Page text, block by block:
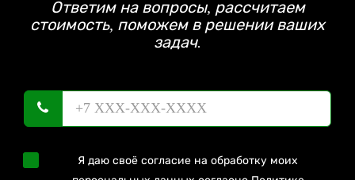
Ответим на вопросы, рассчитаем
стоимость, поможем в решении ваших
задач.
Я даю своё согласие на обработку моих